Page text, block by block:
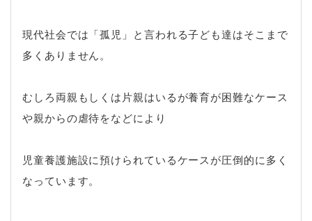
現代社会では「孤児」と言われる子ども達はそこまで
多くありません。
むしろ両親もしくは片親はいるが養育が困難なケース
や親からの虐待をなどにより
児童養護施設に預けられているケースが圧倒的に多く
なっています。